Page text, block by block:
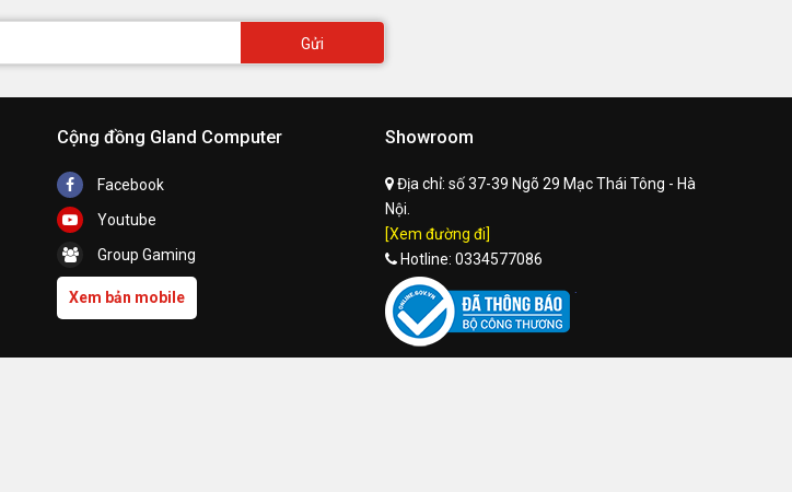
Gửi
Cộng đồng Gland Computer
Facebook
Youtube
Group Gaming
Xem bản mobile
Showroom
Địa chỉ: số 37-39 Ngõ 29 Mạc Thái Tông - Hà
Nội.
[Xem đường đi]
Hotline: 0334577086